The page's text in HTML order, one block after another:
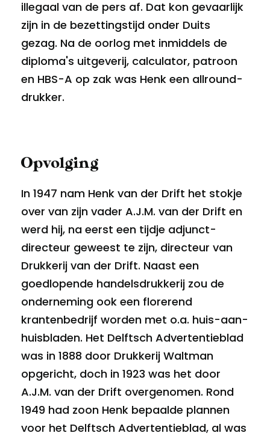
illegaal van de pers af. Dat kon gevaarlijk
zijn in de bezettingstijd onder Duits
gezag. Na de oorlog met inmiddels de
diploma's uitgeverij, calculator, patroon
en HBS-A op zak was Henk een allround-
drukker.
Opvolging
In 1947 nam Henk van der Drift het stokje
over van zijn vader A.J.M. van der Drift en
werd hij, na eerst een tijdje adjunct-
directeur geweest te zijn, directeur van
Drukkerij van der Drift. Naast een
goedlopende handelsdrukkerij zou de
onderneming ook een florerend
krantenbedrijf worden met o.a. huis-aan-
huisbladen. Het Delftsch Advertentieblad
was in 1888 door Drukkerij Waltman
opgericht, doch in 1923 was het door
A.J.M. van der Drift overgenomen. Rond
1949 had zoon Henk bepaalde plannen
voor het Delftsch Advertentieblad, al was